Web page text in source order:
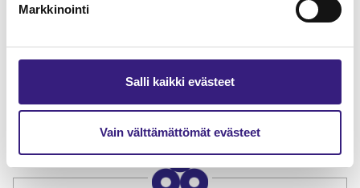
Markkinointi
Salli kaikki evästeet
Vain välttämättömät evästeet
Tilaa Tilisanomien
lukuoikeus
TILAA TÄSTÄ